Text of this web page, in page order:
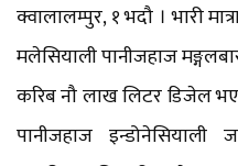
क्वालालम्पुर, १ भदौ । भारी
मलेसियाली पानीजहाज
करिब नौ लाख लिटर डिजेल
पानीजहाज इन्डोनेसियाली